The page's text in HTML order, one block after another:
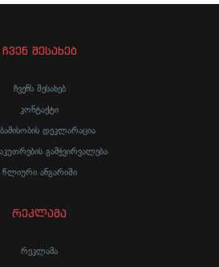
ჩვენ შესახებ
ჩვენს შესახებ
კონტაქტი
დეკლარაცია
გამჭვირვალება
წლიური ანგარიში
რეკლამა
რეკლამა